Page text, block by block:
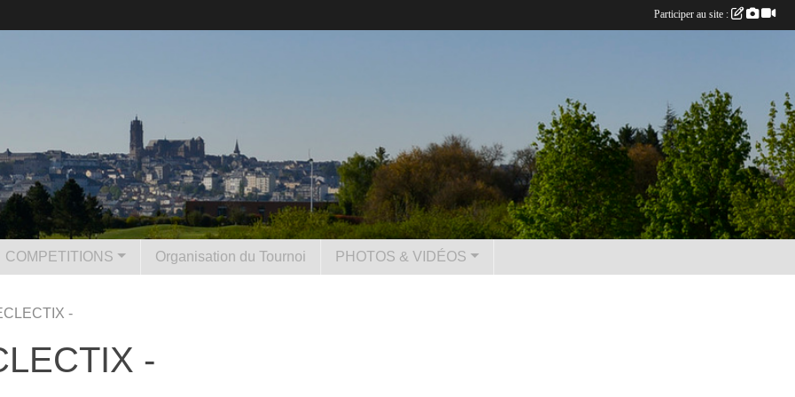
COMPETITIONS Organisation du Tournoi PHOTOS & VIDÉOS
-
-
Participer au site :